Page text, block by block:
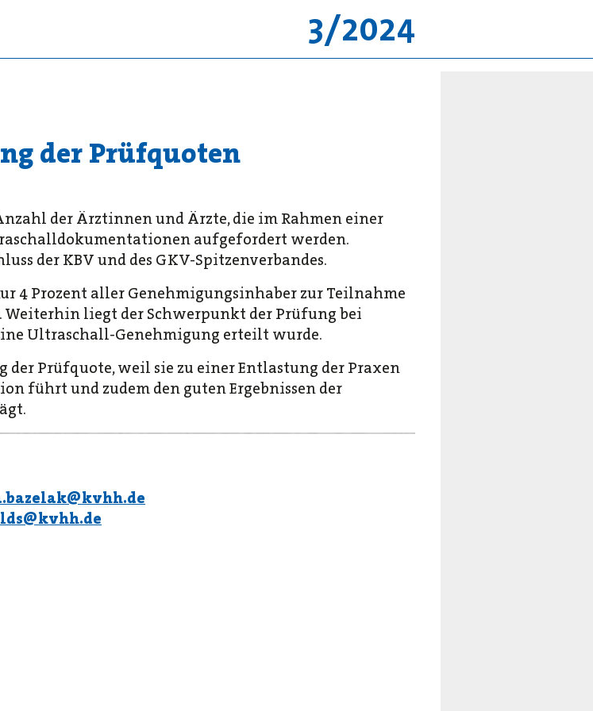
3/2024
der Prüfquoten
der Ärztinnen und Ärzte, die im Rahmen einer
aufgefordert werden.
der KBV und des GKV-Spitzenverbandes.
4 Prozent aller Genehmigungsinhaber zur Teilnahme
liegt der Schwerpunkt der Prüfung bei
Ultraschall-Genehmigung erteilt wurde.
der Prüfquote, weil sie zu einer Entlastung der Praxen
führt und zudem den guten Ergebnissen der